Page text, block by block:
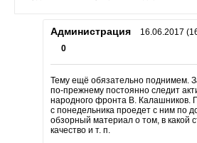
Администрация
16.06.2017
0
Тему ещё обязательно поднимем.
по-прежнему постоянно следит
народного фронта В. Калашников.
с понедельника проедет с ним по
обзорный материал о том, в какой
качество и т. п.